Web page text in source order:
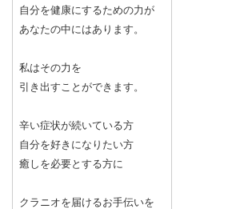
自分を健康にするための力が
あなたの中にはあります。
私はその力を
引き出すことができます。
辛い症状が続いている方
自分を好きになりたい方
癒しを必要とする方に
クラニオを届けるお手伝いを